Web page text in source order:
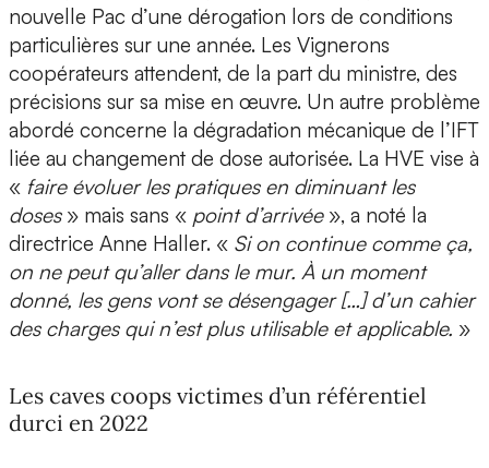
nouvelle Pac d’une dérogation lors de conditions
particulières sur une année. Les Vignerons
coopérateurs attendent, de la part du ministre, des
précisions sur sa mise en œuvre. Un autre problème
abordé concerne la dégradation mécanique de l’IFT
liée au changement de dose autorisée. La HVE vise à
« faire évoluer les pratiques en diminuant les
doses» mais sans « point d’arrivée», a noté la
directrice Anne Haller. « Si on continue comme ça,
on ne peut qu’aller dans le mur. À un moment
donné, les gens vont se désengager […] d’un cahier
des charges qui n’est plus utilisable et applicable. »
Les caves coops victimes d’un référentiel
durci en 2022